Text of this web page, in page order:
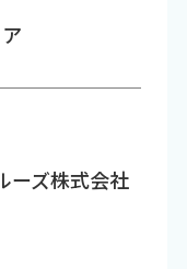
ーズ株式会社